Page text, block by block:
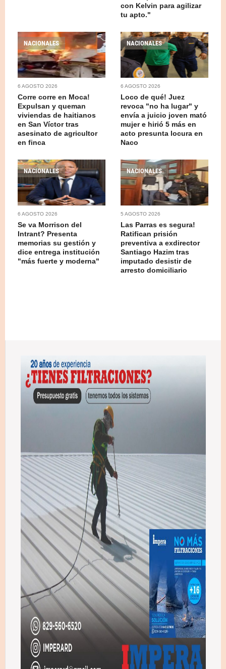
con Kelvin para agilizar
tu apto."
NACIONALES
6 AGOSTO 2026
Corre corre en Moca!
Expulsan y queman
viviendas de haitianos
en San Víctor tras
asesinato de agricultor
en finca
NACIONALES
6 AGOSTO 2026
Loco de qué! Juez
revoca "no ha lugar" y
envía a juicio joven mató
mujer e hirió 5 más en
acto presunta locura en
Naco
NACIONALES
6 AGOSTO 2026
Se va Morrison del
Intrant? Presenta
memorias su gestión y
dice entrega institución
"más fuerte y moderna"
NACIONALES
5 AGOSTO 2026
Las Parras es segura!
Ratifican prisión
preventiva a exdirector
Santiago Hazim tras
imputado desistir de
arresto domiciliario